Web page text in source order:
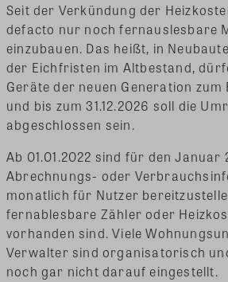
Seit der Verkündung der
defacto nur noch fernauslesbare
einzubauen. Das heißt, in
der Eichfristen im Altbestand,
Geräte der neuen Generation zum
und bis zum 31.12.2026 soll die
abgeschlossen sein.
Ab 01.01.2022 sind für den Januar
Abrechnungs- oder
monatlich für Nutzer
fernablesbare Zähler oder
vorhanden sind. Viele
Verwalter sind organisatorisch
noch gar nicht darauf eingestellt.